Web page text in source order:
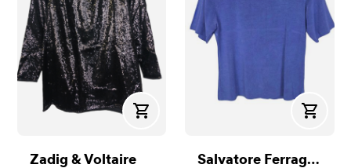
Kjøp
Zadig & Voltaire
Kjøp
Salvatore Ferragamo